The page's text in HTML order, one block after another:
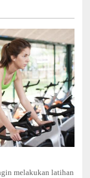
melakukan latihan